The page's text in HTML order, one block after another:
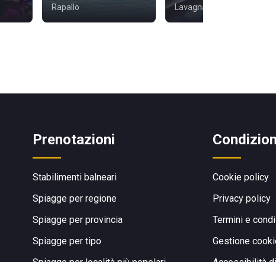
Rapallo Lavagna
Prenotazioni
Stabilimenti balneari
Spiagge per regione
Spiagge per provincia
Spiagge per tipo
Cookie policy
Privacy policy
Termini e
Gestione